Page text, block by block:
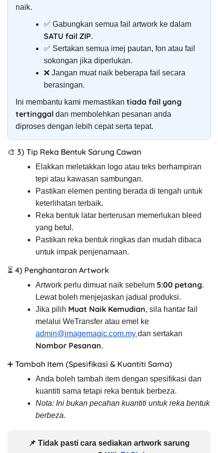
naik.
✅ Gabungkan semua fail artwork ke dalam
SATU fail ZIP.
✅ Sertakan semua imej pautan, fon atau fail
sokongan jika diperlukan.
❌ Jangan muat naik beberapa fail secara
berasingan.
Ini membantu kami memastikan tiada fail yang
tertinggal dan membolehkan pesanan anda
diproses dengan lebih cepat serta tepat.
🎨 3) Tip Reka Bentuk Sarung Cawan
Elakkan meletakkan logo atau teks berhampiran
tepi atau kawasan sambungan.
Pastikan elemen penting berada di tengah untuk
keterlihatan terbaik.
Reka bentuk latar berterusan memerlukan bleed
yang betul.
Pastikan reka bentuk ringkas dan mudah dibaca
untuk impak penjenamaan.
⏳ 4) Penghantaran Artwork
Artwork perlu dimuat naik sebelum 5:00 petang.
Lewat boleh menjejaskan jadual produksi.
Jika pilih Muat Naik Kemudian, sila hantar fail
melalui WeTransfer atau emel ke
admin@imagemagic.com.my dan sertakan
Nombor Pesanan.
➕ Tambah Item (Spesifikasi & Kuantiti Sama)
Anda boleh tambah item dengan spesifikasi dan
kuantiti sama tetapi reka bentuk berbeza.
Nota: Ini bukan pecahan kuantiti untuk reka bentuk
berbeza.
📌 Tidak pasti cara sediakan artwork sarung